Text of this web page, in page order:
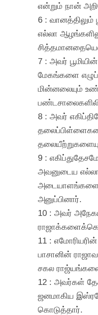
என்றும் நான்
6 : வானத்திலும்
எல்லா
7 : அவர்
மேகங்களை
மின்னலையும்
8 : அவர்
9 :
அவனுடைய
அனுப்பினார்.
10 : அவர்
11 :
பாசானின்
சகல
12 : அவர்கள்
ஜனமாகிய
கொடுத்தார்.